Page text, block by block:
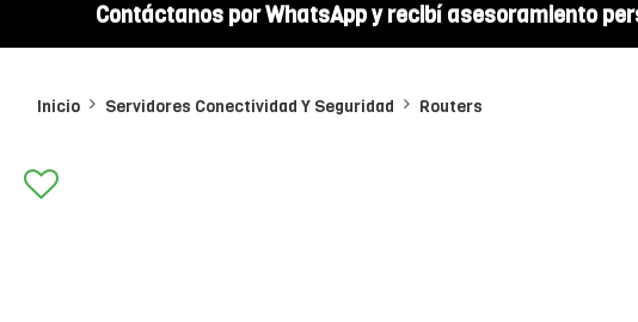
Contáctanos por WhatsApp y recibí asesoramiento
Inicio Servidores Conectividad Y Seguridad Routers